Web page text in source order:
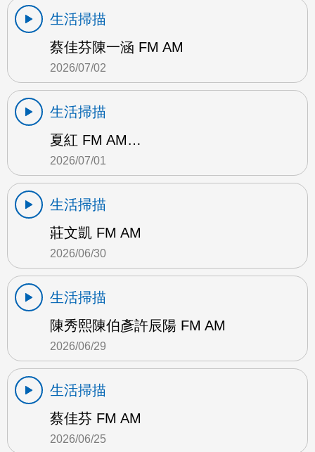
生活掃描
蔡佳芬陳一涵 FM AM
2026/07/02
生活掃描
夏紅 FM AM…
2026/07/01
生活掃描
莊文凱 FM AM
2026/06/30
生活掃描
陳秀熙陳伯彥許辰陽 FM AM
2026/06/29
生活掃描
蔡佳芬 FM AM
2026/06/25